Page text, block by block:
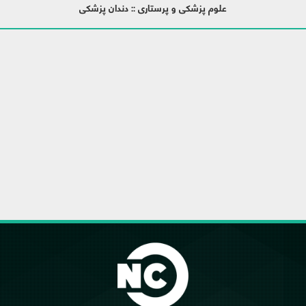
علوم پزشکی و پرستاری :: دندان پزشکی